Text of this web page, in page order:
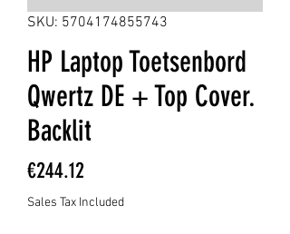
SKU: 5704174855743
HP Laptop Toetsenbord
Qwertz DE + Top Cover.
Backlit
€244.12
Sales Tax Included